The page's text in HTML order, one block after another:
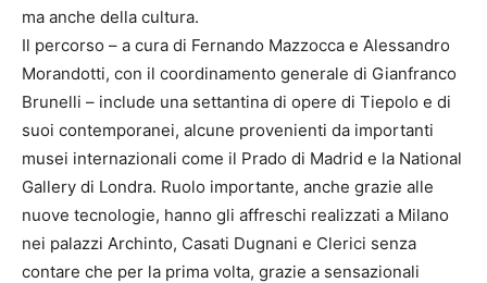
ma anche della cultura.
Il percorso – a cura di Fernando Mazzocca e Alessandro
Morandotti, con il coordinamento generale di Gianfranco
Brunelli – include una settantina di opere di Tiepolo e di
suoi contemporanei, alcune provenienti da importanti
musei internazionali come il Prado di Madrid e la National
Gallery di Londra. Ruolo importante, anche grazie alle
nuove tecnologie, hanno gli affreschi realizzati a Milano
nei palazzi Archinto, Casati Dugnani e Clerici senza
contare che per la prima volta, grazie a sensazionali